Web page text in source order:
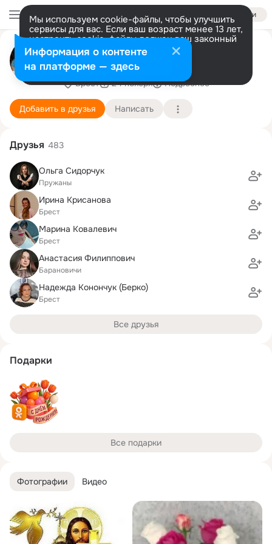
Войти
Мы используем cookie-файлы, чтобы улучшить
сервисы для вас. Если ваш возраст менее 13 лет,
настроить cookie-файлы должен ваш законный
представитель. Больше информации
Разрешить все Настроить
АНАСТАСИЯ-ДУХИ🌷 Здоровье
🌷Красота
Брест 24 ноября Подробнее
Добавить в друзья Написать
Фотографии Видео
Друзья 483
Ольга Сидорчук
Пружаны
Ирина Крисанова
Брест
Марина Ковалевич
Брест
Анастасия Филиппович
Барановичи
Надежда Конончук (Берко)
Брест
Все друзья
Подарки
Все подарки
Информация о контенте
на платформе — здесь